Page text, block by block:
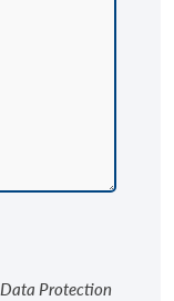
Data Protection